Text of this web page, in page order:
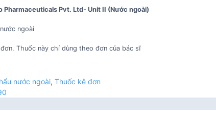
Pharmaceuticals Pvt. Ltd- Unit II (Nước ngoài)
ngoài
Thuốc này chỉ dùng theo đơn của bác sĩ
nước ngoài, Thuốc kê đơn